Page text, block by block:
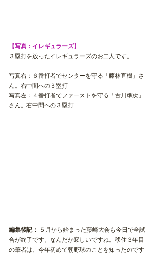
【写真：イレギュラーズ】
３塁打を放ったイレギュラーズのお二人です。
写真右：６番打者でセンターを守る「藤林直樹」さ
ん。右中間への３塁打
写真左：４番打者でファーストを守る「古川準次」
さん。右中間への３塁打
編集後記：
５月から始まった藤崎大会も今日で全試
合が終了です。なんだか寂しいですね。移住３年目
の筆者は、今年初めて朝野球のことを知ったのです